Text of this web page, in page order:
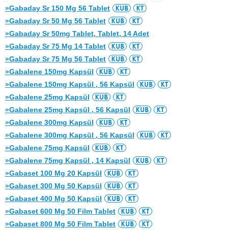
»Gabaday Sr 150 Mg 56 Tablet
»Gabaday Sr 50 Mg 56 Tablet
»Gabaday Sr 50mg Tablet, Tablet, 14 Adet
»Gabaday Sr 75 Mg 14 Tablet
»Gabaday Sr 75 Mg 56 Tablet
»Gabalene 150mg Kapsül
»Gabalene 150mg Kapsül , 56 Kapsül
»Gabalene 25mg Kapsül
»Gabalene 25mg Kapsül , 56 Kapsül
»Gabalene 300mg Kapsül
»Gabalene 300mg Kapsül , 56 Kapsül
»Gabalene 75mg Kapsül
»Gabalene 75mg Kapsül , 14 Kapsül
»Gabaset 100 Mg 20 Kapsül
»Gabaset 300 Mg 50 Kapsül
»Gabaset 400 Mg 50 Kapsül
»Gabaset 600 Mg 50 Film Tablet
»Gabaset 800 Mg 50 Film Tablet